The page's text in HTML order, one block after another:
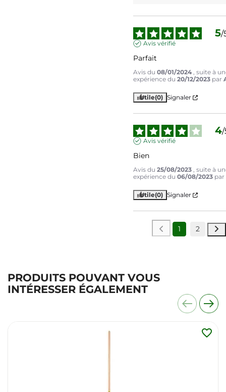
5/
Avis vérifié
Parfait
Avis du08/01/2024 , suite à
expérience du20/12/2023 par
Utile(0) Signaler
4/
Avis vérifié
Bien
Avis du25/08/2023 , suite à
expérience du06/08/2023 par
Utile(0) Signaler
1 2
PRODUITS POUVANT VOUS
INTÉRESSER ÉGALEMENT
favorite_border